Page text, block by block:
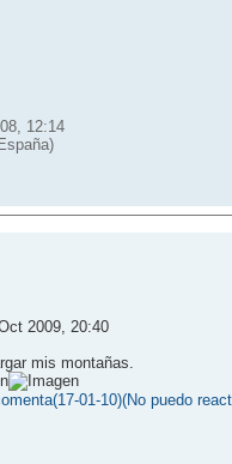
12:14
2009, 20:40
mis montañas.
01-10)(No puedo